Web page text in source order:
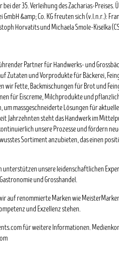
der 35. Verleihung des Zacharias-Preises.
&amp; Co. KG freuten sich (v.l.n.r.):
Horvatits und Michaela Smole-Kiselka
Partner für Handwerks- und
Zutaten und Vorprodukte für Bäckerei,
wir Fette, Backmischungen für Brot und
für Eiscreme, Milchprodukte und
um massgeschneiderte Lösungen für
Jahrzehnten steht das Handwerk im
unsere Prozesse und fördern
Sortiment anzubieten, das einen
unterstützen unsere leidenschaftlichen
und Grosshandel.
auf renommierte Marken wie
und Exzellenz stehen.
für weitere Informationen.